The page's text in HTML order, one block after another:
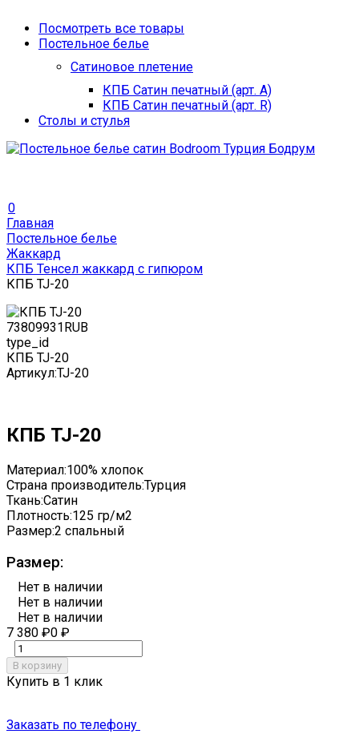
Посмотреть все товары
Постельное белье
Сатиновое плетение
КПБ Сатин печатный (арт. A)
КПБ Сатин печатный (арт. R)
Столы и стулья
0
Главная
Постельное белье
Жаккард
КПБ Тенсел жаккард с гипюром
КПБ TJ-20
73809931RUB
type_id
КПБ TJ-20
Артикул:TJ-20
КПБ TJ-20
Материал:100% хлопок
Страна производитель:Турция
Ткань:Сатин
Плотность:125 гр/м2
Размер:2 спальный
Размер:
Нет в наличии
Нет в наличии
Нет в наличии
7 380 ₽0 ₽
В корзину
Купить в 1 клик
Заказать по телефону